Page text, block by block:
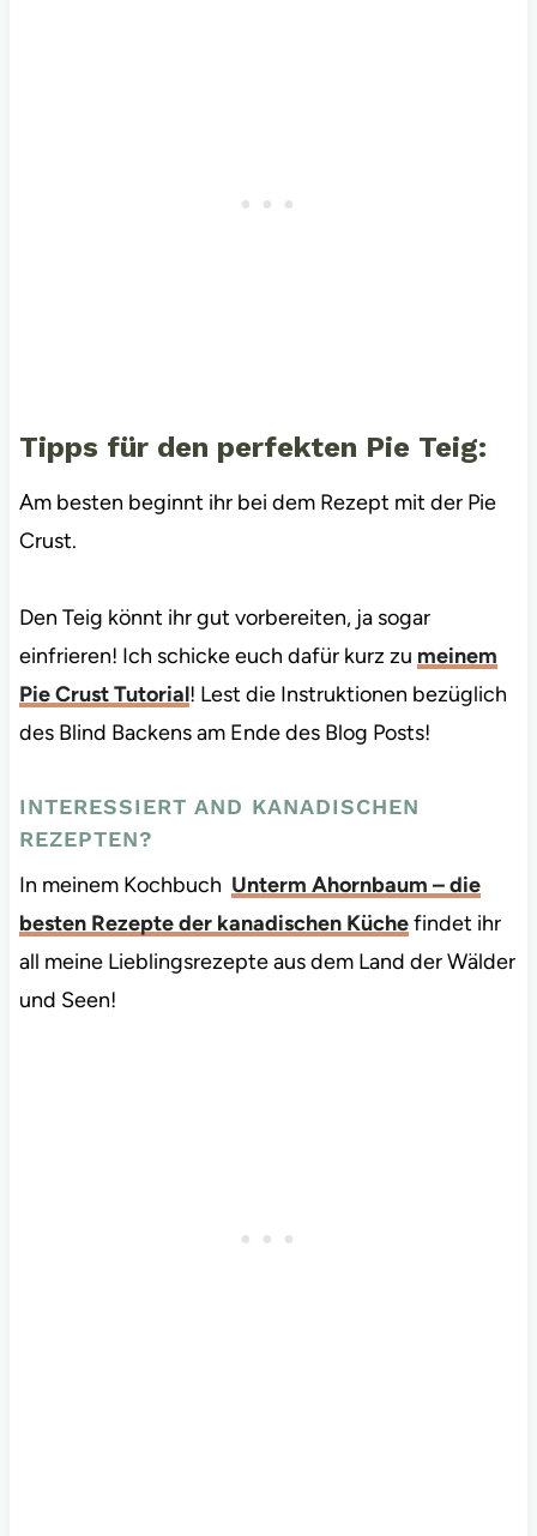
Tipps für den perfekten Pie Teig:
Am besten beginnt ihr bei dem Rezept mit der Pie
Crust.
Den Teig könnt ihr gut vorbereiten, ja sogar
einfrieren! Ich schicke euch dafür kurz zu meinem
Pie Crust Tutorial! Lest die Instruktionen bezüglich
des Blind Backens am Ende des Blog Posts!
INTERESSIERT AND KANADISCHEN
REZEPTEN?
In meinem Kochbuch Unterm Ahornbaum – die
besten Rezepte der kanadischen Küchefindet ihr
all meine Lieblingsrezepte aus dem Land der Wälder
und Seen!